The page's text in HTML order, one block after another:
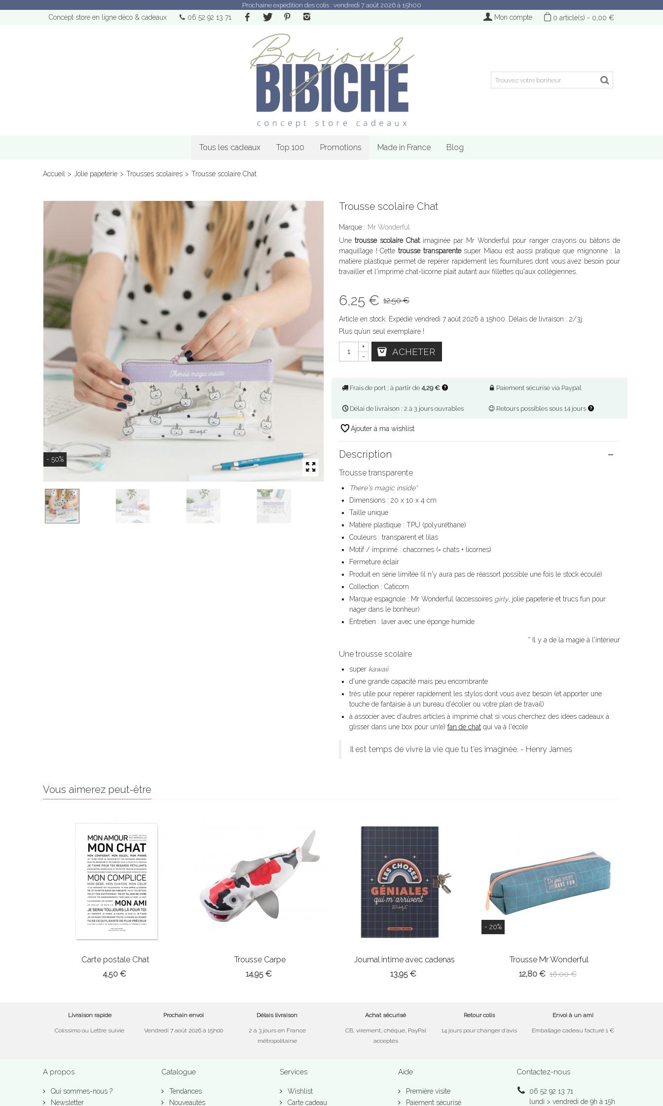
Prochaine expédition des colis : vendredi 7 août 2026 à 15h00
Concept store en ligne déco & cadeaux 06 52 92 13 71 0 article(s) - 0,00 €
Mon compte
Tous les cadeaux Top 100 Promotions Made in France Blog
Accueil > Jolie papeterie > Trousses scolaires > Trousse scolaire Chat
- 50%
Trousse scolaire Chat
Marque : Mr Wonderful
Une trousse scolaire Chatimaginée par Mr Wonderful pour ranger crayons ou bâtons de
maquillage ! Cettetrousse transparentesuper Miaou est aussi pratique que mignonne : la
matière plastique permet de repérer rapidement les fournitures dont vous avez besoin pour
travailler et l'imprimé chat-licorne plait autant aux fillettes qu'aux collégiennes.
6,25 € 12,50 €
Article en stock. Expédié vendredi 7 août 2026 à 15h00. Délais de livraison : 2/3j.
Plus qu’un seul exemplaire !
-
+ ACHETER
Frais de port : à partir de 4,29 €
Délai de livraison : 2 à 3 jours ouvrables
Paiement sécurisé via Paypal
Retours possibles sous 14 jours
Ajouter à ma wishlist
Description
Trousse transparente
There's magic inside*
Dimensions : 20 x 10 x 4 cm
Taille unique
Matière plastique : TPU (polyuréthane)
Couleurs : transparent et lilas
Motif / imprimé : chacornes (= chats + licornes)
Fermeture éclair
Produit en série limitée (il n'y aura pas de réassort possible une fois le stock écoulé)
Collection : Caticorn
Marque espagnole : Mr Wonderful (accessoires girly, jolie papeterie et trucs fun pour
nager dans le bonheur)
Entretien : laver avec une éponge humide
* Il y a de la magie à l'intérieur
Une trousse scolaire
super kawaii
d'une grande capacité mais peu encombrante
très utile pour repérer rapidement les stylos dont vous avez besoin (et apporter une
touche de fantaisie à un bureau d'écolier ou votre plan de travail)
à associer avec d'autres articles à imprimé chat si vous cherchez des idées cadeaux à
glisser dans une box pour un(e) fan de chat qui va à l'école
Il est temps de vivre la vie que tu t'es imaginée. - Henry James
Vous aimerez peut-être
Carte postale Chat
4,50 €
Trousse Carpe
14,95 €
Journal intime avec cadenas
13,95 €
- 20%
Trousse Mr Wonderful
12,80 € 16,00 €
Livraison rapide
Colissimo ou Lettre suivie
Prochain envoi
Vendredi 7 août 2026 à 15h00
Délais livraison
2 à 3 jours en France
métropolitaine
Achat sécurisé
CB, virement, chèque, PayPal
acceptés
Retour colis
14 jours pour changer d’avis
Envoi à un ami
Emballage cadeau facturé 1 €
A propos
Qui sommes-nous ?
Newsletter
Catalogue
Tendances
Nouveautés
Services
Wishlist
Carte cadeau
Aide
Première visite
Paiement sécurisé
Contactez-nous
06 52 92 13 71
lundi > vendredi de 9h à 15h